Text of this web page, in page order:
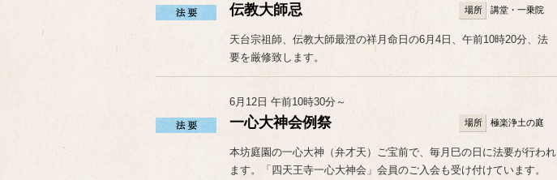
伝教大師忌 場所 講堂・一乗院
天台宗祖師、伝教大師最澄の祥月命日の6月4日、午前10時20分、法
要を厳修致します。
6月12日 午前10時30分～
一心大神会例祭 場所 極楽浄土の庭
本坊庭園の一心大神（弁才天）ご宝前で、毎月巳の日に法要が行われ
ます。「四天王寺一心大神会」会員のご入会も受け付けています。